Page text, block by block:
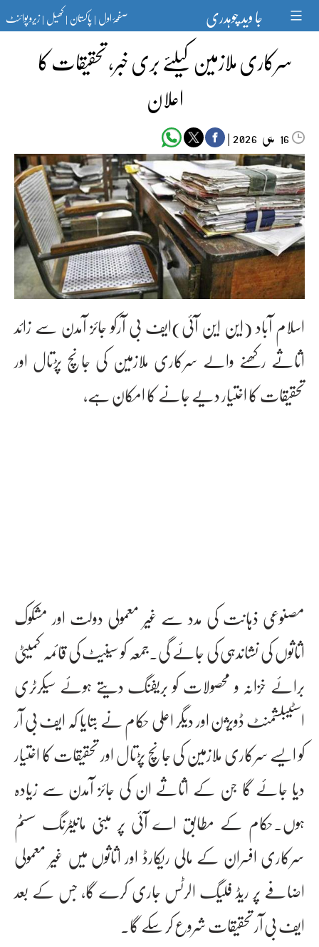
content جا وید چوہدری صفحۂ اول|پاکستان|کھیل|زیرو پوائنٹ
سرکاری ملازمین کیلئے بری خبر، تحقیقات کا
اعلان
16 مئی‬‮ |
اسلام آباد (این این آئی)ایف بی آرکو جائز آمدن سے زائد
اثاثے رکھنے والے سرکاری ملازمین کی جانچ پڑتال اور
تحقیقات کا اختیار دیے جانے کا امکان ہے،
مصنوعی ذہانت کی مدد سے غیر معمولی دولت اور مشکوک
اثاثوں کی نشاندہی کی جائے گی۔جمعہ کو سینیٹ کی قائمہ کمیٹی
برائے خزانہ و محصولات کو بریفنگ دیتے ہوئے سیکرٹری
اسٹیبلشمنٹ ڈویژن اور دیگر اعلی حکام نے بتایا کہ ایف بی آر
کو ایسے سرکاری ملازمین کی جانچ پڑتال اور تحقیقات کا اختیار
دیا جائے گا جن کے اثاثے ان کی جائز آمدن سے زیادہ
ہوں۔حکام کے مطابق اے آئی پر مبنی مانیٹرنگ سسٹم
سرکاری افسران کے مالی ریکارڈ اور اثاثوں میں غیر معمولی
اضافے پر ریڈ فلیگ الرٹس جاری کرے گا، جس کے بعد
ایف بی آر تحقیقات شروع کر سکے گا۔